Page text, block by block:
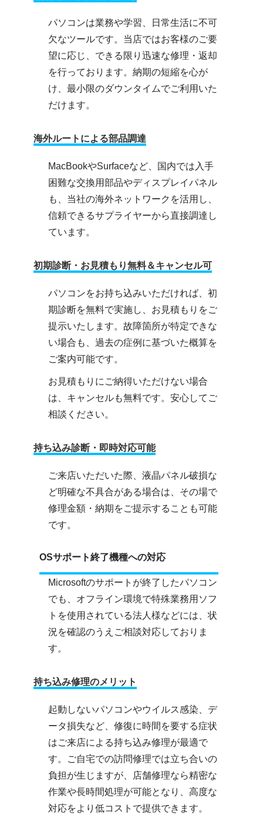
パソコンは業務や学習、日常生活に不可
欠なツールです。当店ではお客様のご要
望に応じ、できる限り迅速な修理・返却
を行っております。納期の短縮を心が
け、最小限のダウンタイムでご利用いた
だけます。
海外ルートによる部品調達
MacBookやSurfaceなど、国内では入手
困難な交換用部品やディスプレイパネル
も、当社の海外ネットワークを活用し、
信頼できるサプライヤーから直接調達し
ています。
初期診断・お見積もり無料＆キャンセル可
パソコンをお持ち込みいただければ、初
期診断を無料で実施し、お見積もりをご
提示いたします。故障箇所が特定できな
い場合も、過去の症例に基づいた概算を
ご案内可能です。
お見積もりにご納得いただけない場合
は、キャンセルも無料です。安心してご
相談ください。
持ち込み診断・即時対応可能
ご来店いただいた際、液晶パネル破損な
ど明確な不具合がある場合は、その場で
修理金額・納期をご提示することも可能
です。
OSサポート終了機種への対応
Microsoftのサポートが終了したパソコン
でも、オフライン環境で特殊業務用ソフ
トを使用されている法人様などには、状
況を確認のうえご相談対応しておりま
す。
持ち込み修理のメリット
起動しないパソコンやウイルス感染、デ
ータ損失など、修復に時間を要する症状
はご来店による持ち込み修理が最適で
す。ご自宅での訪問修理では立ち合いの
負担が生じますが、店舗修理なら精密な
作業や長時間処理が可能となり、高度な
対応をより低コストで提供できます。